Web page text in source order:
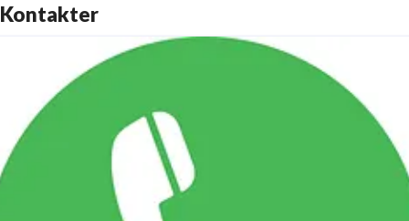
Kontakter